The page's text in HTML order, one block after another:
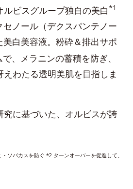
ビスグループ独自の美白*1
ノール（デクスパンテノー
白美容液。粉砕＆排出サポ
、メラニンの蓄積を防ぎ、
わたる透明美肌を目指しま
に基づいた、オルビスが誇
ソバカスを防ぐ *2 ターンオーバーを促進して、